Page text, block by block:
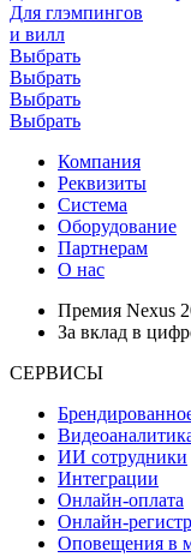
Для глэмпингов
и вилл
Выбрать
Выбрать
Выбрать
Выбрать
Компания
Реквизиты
Система
Оборудование
Партнерам
О нас
Премия Nexus
За вклад в
СЕРВИСЫ
ИИ сотрудники
Интеграции
Онлайн-оплата
Онлайн-
Оповещения в